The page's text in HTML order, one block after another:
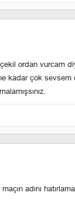
ordan vurcam
kadar çok sevsem
adını